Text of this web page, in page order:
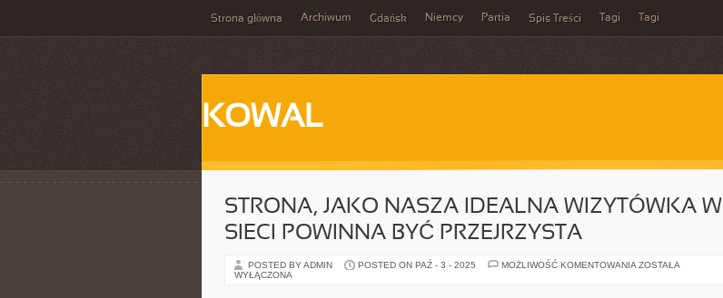
Strona główna Archiwum Gdańsk Niemcy Partia Spis Treści Tagi Tagi
KOWAL
STRONA, JAKO NASZA IDEALNA WIZYTÓWKA W
SIECI POWINNA BYĆ PRZEJRZYSTA
POSTED BY ADMIN POSTED ON PAŹ - 3 - 2025 MOŻLIWOŚĆ KOMENTOWANIA STRONA,
ZOSTAŁA
WYŁĄCZONA